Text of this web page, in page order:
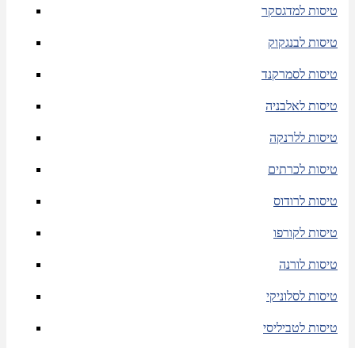
טיסות למדגסקר
טיסות לבנגקוק
טיסות לסמרקנד
טיסות לאלבניה
טיסות ללרנקה
טיסות לכרתים
טיסות לרודוס
טיסות לקורפו
טיסות לורנה
טיסות לסלוניקי
טיסות לטביליסי